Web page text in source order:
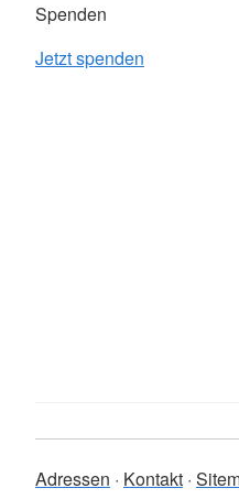
Spenden
Jetzt spenden
Adressen Kontakt